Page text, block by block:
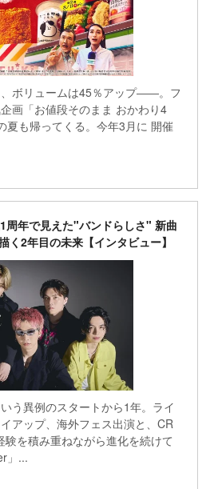
ボリュームは45％アップ――。フ
画「お値段そのまま おかわり4
夏も帰ってくる。今年3月に 開催
周年で見えた"バンドらしさ" 新曲
く2年目の未来【インタビュー】
う異例のスタートから1年。ライ
アップ、海外フェス出演と、CR
験を積み重ねながら進化を続けて
」...